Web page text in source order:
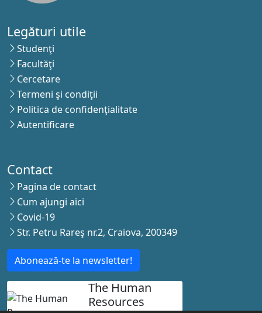
Legături utile
Studenţi
Facultăţi
Cercetare
Termeni şi condiţii
Politica de confidenţialitate
Autentificare
Contact
Pagina de contact
Cum ajungi aici
Covid-19
Str. Petru Rareş nr.2, Craiova, 200349
Abonează-te la newsletter!
The Human
Resources